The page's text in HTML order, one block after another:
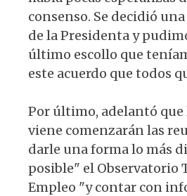
consenso. Se decidió
de la Presidenta y
último escollo que
este acuerdo que todos
Por último, adelantó que
viene comenzarán las
darle una forma lo más
posible" el Observatorio
Empleo "y contar con